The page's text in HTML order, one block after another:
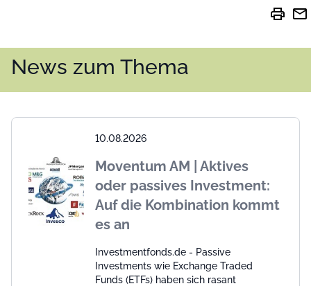
print mail
News zum Thema
10.08.2026
Moventum AM | Aktives
oder passives Investment:
Auf die Kombination kommt
es an
Investmentfonds.de - Passive
Investments wie Exchange Traded
Funds (ETFs) haben sich rasant